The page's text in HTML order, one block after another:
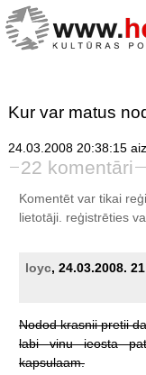
Kur var matus
24.03.2008 20:38:15
22 komentāri
Komentēt var tikai
lietotāji. reģistrēties
loyc, 24.03.2008.
Nodod krasnii pretii
labi
vinu ieosta pat
kapsulaam.